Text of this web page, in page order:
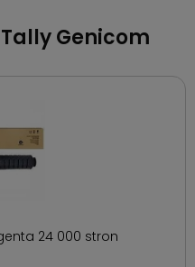
Genicom
24 000 stron